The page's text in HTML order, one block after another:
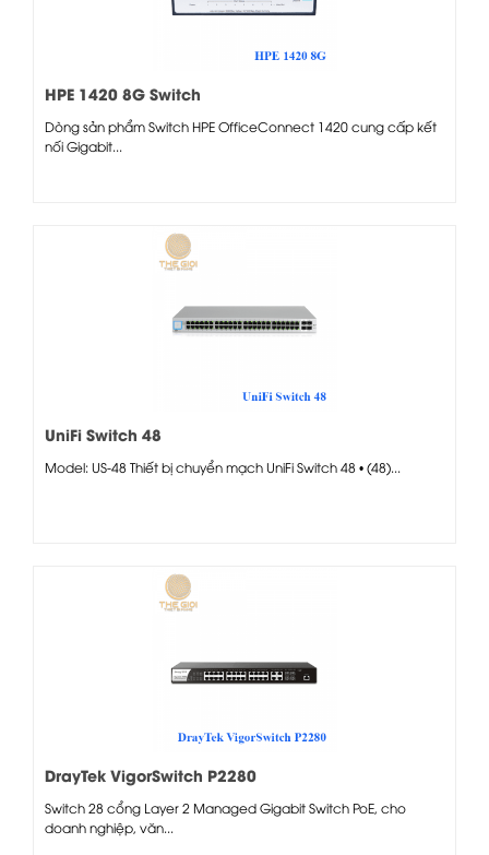
HPE 1420 8G Switch
Dòng sản phẩm Switch HPE OfficeConnect 1420 cung cấp kết
nối Gigabit...
UniFi Switch 48
Model: US-48 Thiết bị chuyển mạch UniFi Switch 48 • (48)...
DrayTek VigorSwitch P2280
Switch 28 cổng Layer 2 Managed Gigabit Switch PoE, cho
doanh nghiệp, văn...